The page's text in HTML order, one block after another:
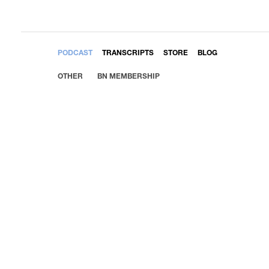
PODCAST TRANSCRIPTS STORE BLOG
OTHER BN MEMBERSHIP